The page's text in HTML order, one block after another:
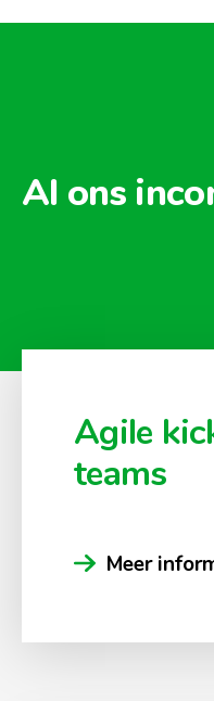
Al ons
Agile
teams
Meer